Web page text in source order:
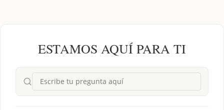
ESTAMOS AQUÍ PARA TI